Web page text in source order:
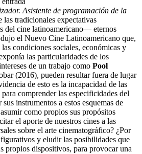
Asistente de programación de la
las tradicionales expectativas
del cine latinoamericano— eternos
el Nuevo Cine Latinoamericano que,
condiciones sociales, económicas y
las particularidades de los
de un trabajo como Pool
(2016), pueden resultar fuera de lugar
de esto es la incapacidad de las
comprender las especificidades del
instrumentos a estos esquemas de
como propios sus propósitos
el aporte de nuestros cines a las
sobre el arte cinematográfico? ¿Por
y eludir las posibilidades que
propios dispositivos, para provocar una